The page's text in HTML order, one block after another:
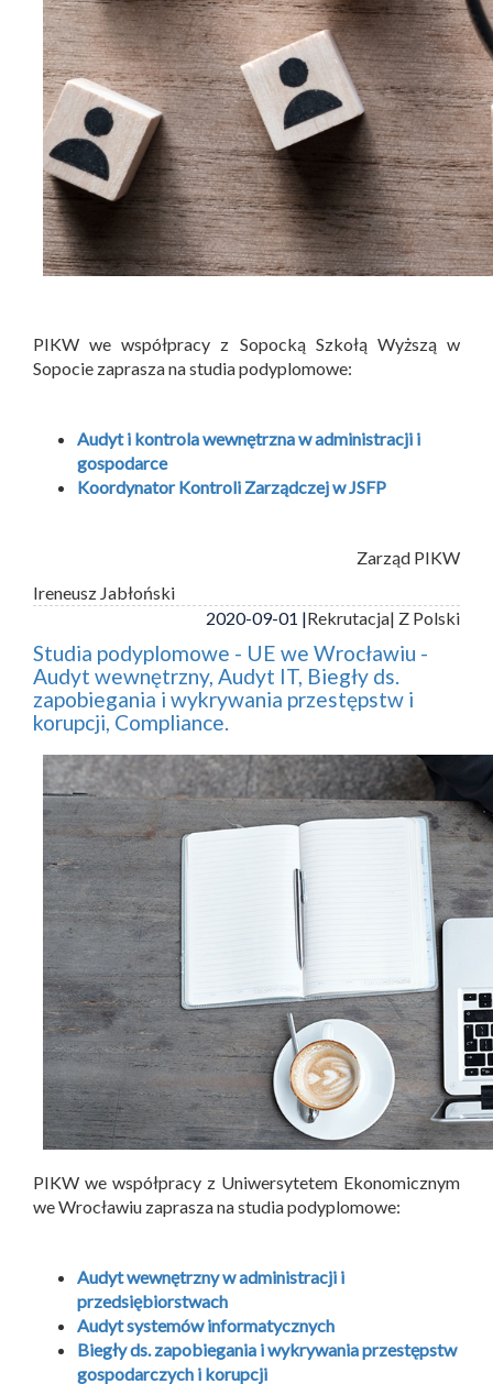
PIKW we współpracy z Sopocką Szkołą Wyższą w
Sopocie zaprasza na studia podyplomowe:
Audyt i kontrola wewnętrzna w administracji i
gospodarce
Koordynator Kontroli Zarządczej w JSFP
Zarząd PIKW
Ireneusz Jabłoński
2020-09-01 |Rekrutacja| Z Polski
Studia podyplomowe - UE we Wrocławiu -
Audyt wewnętrzny, Audyt IT, Biegły ds.
zapobiegania i wykrywania przestępstw i
korupcji, Compliance.
PIKW we współpracy z Uniwersytetem Ekonomicznym
we Wrocławiu zaprasza na studia podyplomowe:
Audyt wewnętrzny w administracji i
przedsiębiorstwach
Audyt systemów informatycznych
Biegły ds. zapobiegania i wykrywania przestępstw
gospodarczych i korupcji